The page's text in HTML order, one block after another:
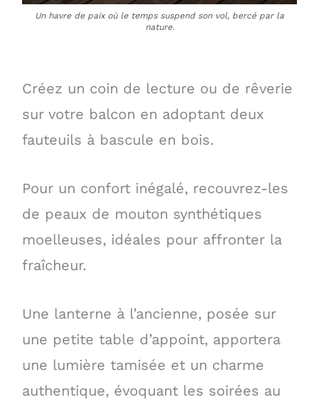
Un havre de paix où le temps suspend son vol, bercé par la
nature.
Créez un coin de lecture ou de rêverie
sur votre balcon en adoptant deux
fauteuils à bascule en bois.
Pour un confort inégalé, recouvrez-les
de peaux de mouton synthétiques
moelleuses, idéales pour affronter la
fraîcheur.
Une lanterne à l’ancienne, posée sur
une petite table d’appoint, apportera
une lumière tamisée et un charme
authentique, évoquant les soirées au